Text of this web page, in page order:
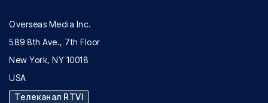
Overseas Media Inc.
589 8th Ave., 7th Floor
New York, NY 10018
USA
Телеканал RTVI